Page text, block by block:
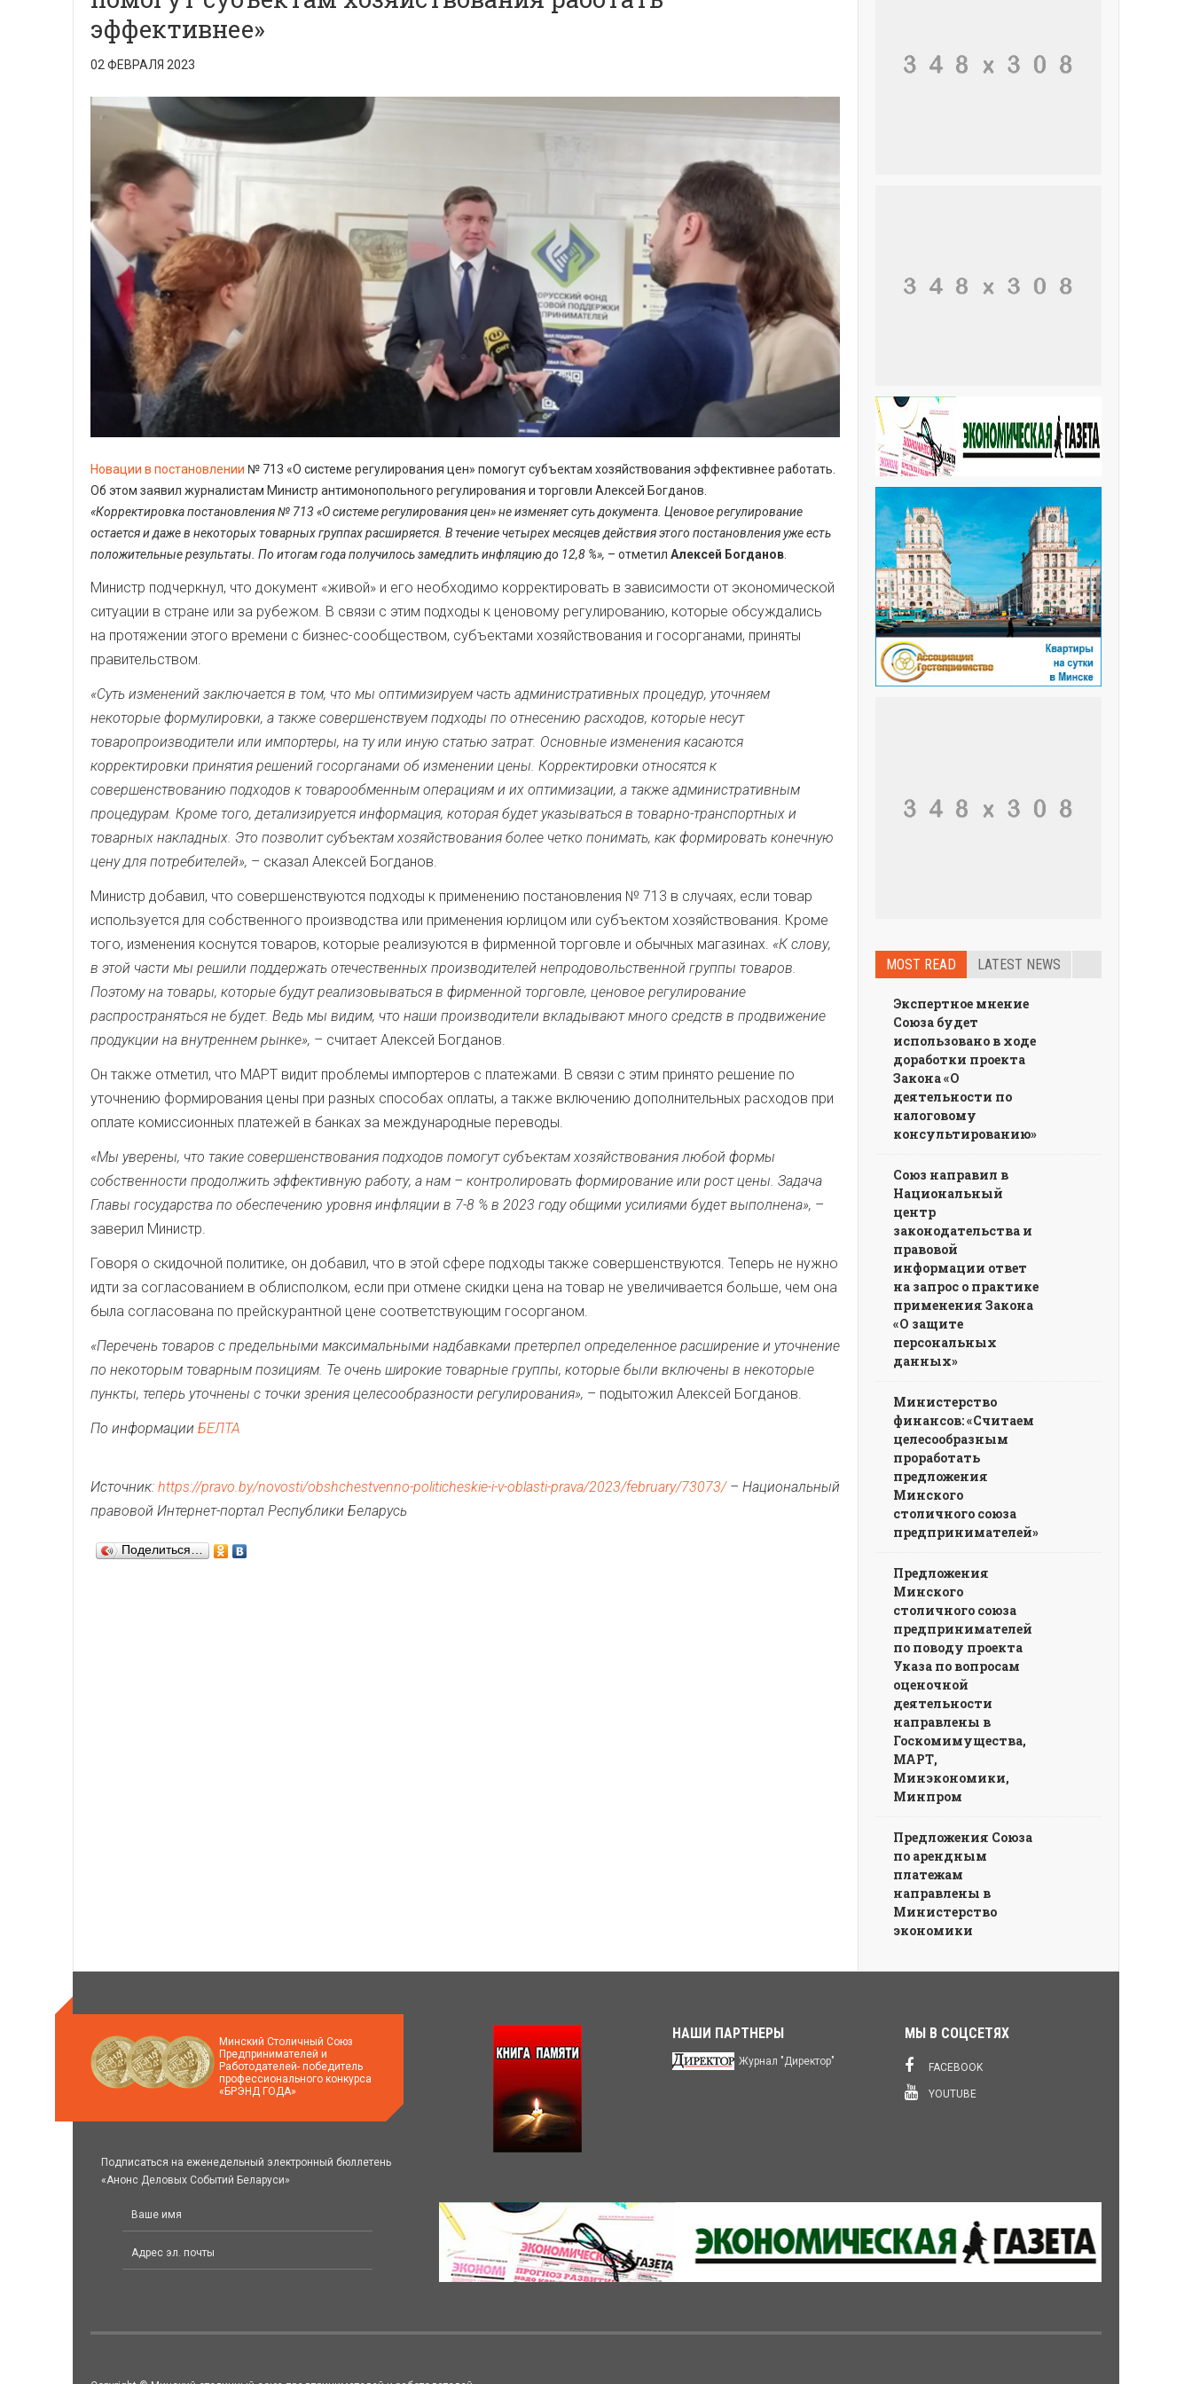
эффективнее»
02 ФЕВРАЛЯ 2023
Новации в постановлении № 713 «О системе регулирования цен» помогут субъектам хозяйствования эффективнее работать.
Об этом заявил журналистам Министр антимонопольного регулирования и торговли Алексей Богданов.
«Корректировка постановления № 713 «О системе регулирования цен» не изменяет суть документа. Ценовое регулирование
остается и даже в некоторых товарных группах расширяется. В течение четырех месяцев действия этого постановления уже есть
положительные результаты. По итогам года получилось замедлить инфляцию до 12,8 %», – отметил Алексей Богданов
Министр подчеркнул, что документ «живой» и его необходимо корректировать в зависимости от экономической
ситуации в стране или за рубежом. В связи с этим подходы к ценовому регулированию, которые обсуждались
на протяжении этого времени с бизнес-сообществом, субъектами хозяйствования и госорганами, приняты
правительством.
«Суть изменений заключается в том, что мы оптимизируем часть административных процедур, уточняем
некоторые формулировки, а также совершенствуем подходы по отнесению расходов, которые несут
товаропроизводители или импортеры, на ту или иную статью затрат. Основные изменения касаются
корректировки принятия решений госорганами об изменении цены. Корректировки относятся к
совершенствованию подходов к товарообменным операциям и их оптимизации, а также административным
процедурам. Кроме того, детализируется информация, которая будет указываться в товарно-транспортных и
товарных накладных. Это позволит субъектам хозяйствования более четко понимать, как формировать конечную
цену для потребителей», – сказал Алексей Богданов.
Министр добавил, что совершенствуются подходы к применению постановления № 713 в случаях, если товар
используется для собственного производства или применения юрлицом или субъектом хозяйствования. Кроме
того, изменения коснутся товаров, которые реализуются в фирменной торговле и обычных магазинах. «К слову,
в этой части мы решили поддержать отечественных производителей непродовольственной группы товаров.
Поэтому на товары, которые будут реализовываться в фирменной торговле, ценовое регулирование
распространяться не будет. Ведь мы видим, что наши производители вкладывают много средств в продвижение
продукции на внутреннем рынке», – считает Алексей Богданов.
Он также отметил, что МАРТ видит проблемы импортеров с платежами. В связи с этим принято решение по
уточнению формирования цены при разных способах оплаты, а также включению дополнительных расходов при
оплате комиссионных платежей в банках за международные переводы.
«Мы уверены, что такие совершенствования подходов помогут субъектам хозяйствования любой формы
собственности продолжить эффективную работу, а нам – контролировать формирование или рост цены. Задача
Главы государства по обеспечению уровня инфляции в 7-8 % в 2023 году общими усилиями будет выполнена», –
заверил Министр.
Говоря о скидочной политике, он добавил, что в этой сфере подходы также совершенствуются. Теперь не нужно
идти за согласованием в облисполком, если при отмене скидки цена на товар не увеличивается больше, чем она
была согласована по прейскурантной цене соответствующим госорганом.
«Перечень товаров с предельными максимальными надбавками претерпел определенное расширение и уточнение
по некоторым товарным позициям. Те очень широкие товарные группы, которые были включены в некоторые
пункты, теперь уточнены с точки зрения целесообразности регулирования», – подытожил Алексей Богданов.
По информации БЕЛТА
Источник: https://pravo.by/novosti/obshchestvenno-politicheskie-i-v-oblasti-prava/2023/february/73073/– Национальный
правовой Интернет-портал Республики Беларусь
Поделиться…
MOST READ LATEST NEWS
Экспертное мнение
Союза будет
использовано в ходе
доработки проекта
Закона «О
деятельности по
налоговому
консультированию»
Союз направил в
Национальный
центр
законодательства и
правовой
информации ответ
на запрос о практике
применения Закона
«О защите
персональных
данных»
Министерство
финансов: «Считаем
целесообразным
проработать
предложения
Минского
столичного союза
предпринимателей»
Предложения
Минского
столичного союза
предпринимателей
по поводу проекта
Указа по вопросам
оценочной
деятельности
направлены в
Госкомимущества,
МАРТ,
Минэкономики,
Минпром
Предложения Союза
по арендным
платежам
направлены в
Министерство
экономики
Минский Столичный Союз
Предпринимателей и
Работодателей- победитель
профессионального конкурса
«БРЭНД ГОДА»
Подписаться на еженедельный электронный бюллетень
«Анонс Деловых Событий Беларуси»
НАШИ ПАРТНЕРЫ
Журнал "Директор"
МЫ В СОЦСЕТЯХ
FACEBOOK
YOUTUBE